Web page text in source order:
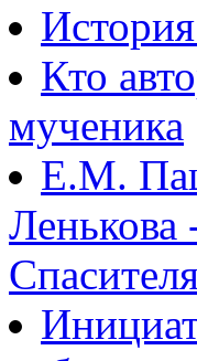
Кто
мученика
Е.М.
Ленькова